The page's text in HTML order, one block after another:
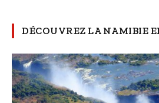
DÉCOUVREZ LA NAMIBIE